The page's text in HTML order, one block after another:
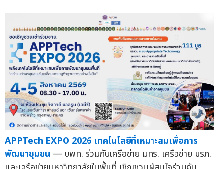
APPTech EXPO 2026 เทคโนโลยีที่เหมาะสมเพื่อการ
พัฒนาชุมชน — บพท. ร่วมกับเครือข่าย มทร. เครือข่าย มรภ.